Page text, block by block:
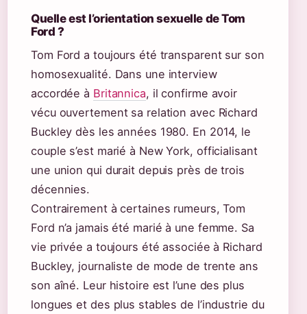
Quelle est l’orientation sexuelle de Tom
Ford ?
Tom Ford a toujours été transparent sur son
homosexualité. Dans une interview
accordée à Britannica, il confirme avoir
vécu ouvertement sa relation avec Richard
Buckley dès les années 1980. En 2014, le
couple s’est marié à New York, officialisant
une union qui durait depuis près de trois
décennies.
Contrairement à certaines rumeurs, Tom
Ford n’a jamais été marié à une femme. Sa
vie privée a toujours été associée à Richard
Buckley, journaliste de mode de trente ans
son aîné. Leur histoire est l’une des plus
longues et des plus stables de l’industrie du